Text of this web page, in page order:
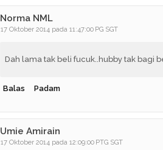
Norma NML
17 Oktober 2014 pada 11:47:00 PG SGT
Dah lama tak beli fucuk..hubby tak bagi
Balas Padam
Umie Amirain
17 Oktober 2014 pada 12:09:00 PTG SGT